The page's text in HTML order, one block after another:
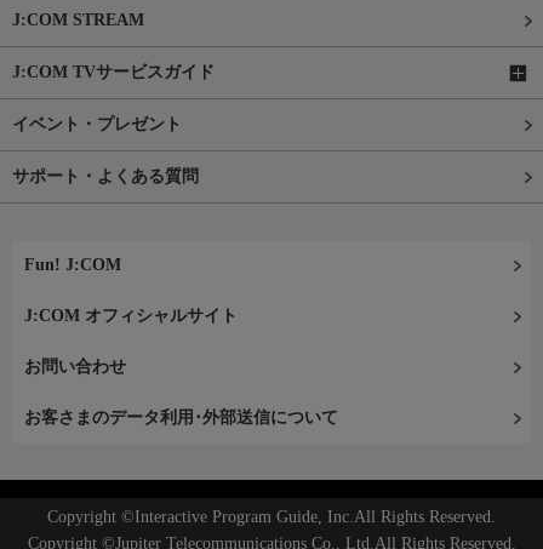
J:COM STREAM
J:COM TVサービスガイド
イベント・プレゼント
サポート・よくある質問
Fun! J:COM
J:COM オフィシャルサイト
お問い合わせ
お客さまのデータ利用･外部送信について
Copyright ©Interactive Program Guide, Inc.All Rights Reserved.
Copyright ©Jupiter Telecommunications Co., Ltd.All Rights Reserved.